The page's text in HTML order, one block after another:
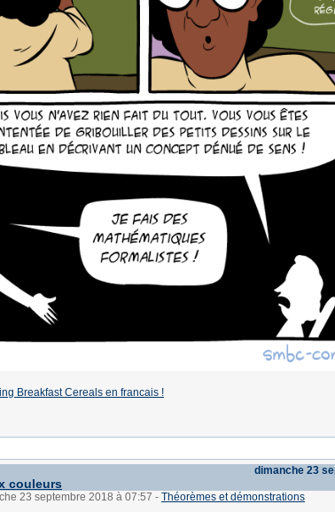
Breakfast Cereals en francais !
dimanche 23
couleurs
23 septembre 2018 à 07:57 - Théorèmes et démonstrations